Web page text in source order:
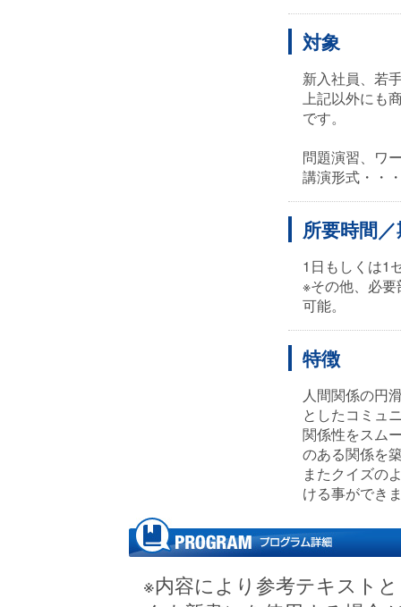
対象
新入社員、若
上記以外にも
です。
問題演習、ワ
講演形式・・
所要時間
1日もしくは1
※その他、必
可能。
特徴
人間関係の円
としたコミュ
関係性をスム
のある関係を
またクイズの
ける事ができ
※内容により参考テキスト